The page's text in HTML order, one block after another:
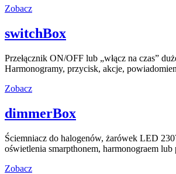
Zobacz
switchBox
Przełącznik ON/OFF lub „włącz na czas”
Harmonogramy, przycisk, akcje,
Zobacz
dimmerBox
Ściemniacz do halogenów, żarówek LED
oświetlenia smarpthonem, harmonograem lub
Zobacz